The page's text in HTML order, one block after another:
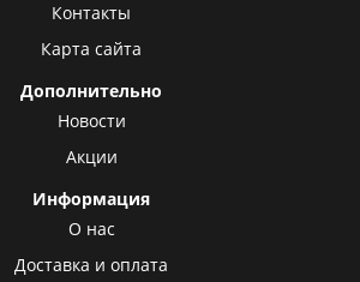
Контакты
Карта сайта
Дополнительно
Новости
Акции
Информация
О нас
Доставка и оплата